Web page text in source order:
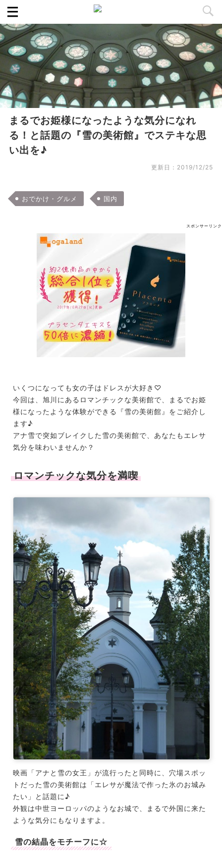
まるでお姫様になったような気分になれ
る！と話題の『雪の美術館』でステキな思
い出を♪
更新日： 2019/12/25
おでかけ・グルメ 国内
スポンサーリンク
いくつになっても女の子はドレスが大好き♡
今回は、旭川にあるロマンチックな美術館で、まるでお姫
様になったような体験ができる『雪の美術館』をご紹介し
ます♪
アナ雪で突如ブレイクした雪の美術館で、あなたもエレサ
気分を味わいませんか？
ロマンチックな気分を満喫
映画「アナと雪の女王」が流行ったと同時に、穴場スポッ
トだった雪の美術館は「エレサが魔法で作った氷のお城み
たい」と話題に♪
外観は中世ヨーロッパのようなお城で、まるで外国に来た
ような気分にもなりますよ。
雪の結晶をモチーフに☆